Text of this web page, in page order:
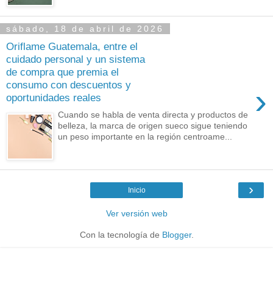
sábado, 18 de abril de 2026
Oriflame Guatemala, entre el
cuidado personal y un sistema
de compra que premia el
consumo con descuentos y
oportunidades reales
›
Cuando se habla de venta directa y productos de
belleza, la marca de origen sueco sigue teniendo
un peso importante en la región centroame...
›
Inicio
Ver versión web
Con la tecnología de Blogger.